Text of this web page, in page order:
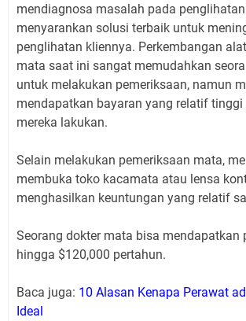
mendiagnosa masalah pada
menyarankan solusi terbaik untuk
penglihatan kliennya. Perkembangan
mata saat ini sangat memudahkan
untuk melakukan pemeriksaan, namun
mendapatkan bayaran yang relatif
mereka lakukan.
Selain melakukan pemeriksaan mata,
membuka toko kacamata atau lensa
menghasilkan keuntungan yang relatif
Seorang dokter mata bisa mendapatkan
hingga $120,000 pertahun.
Baca juga: 10 Alasan Kenapa Perawat
Ideal